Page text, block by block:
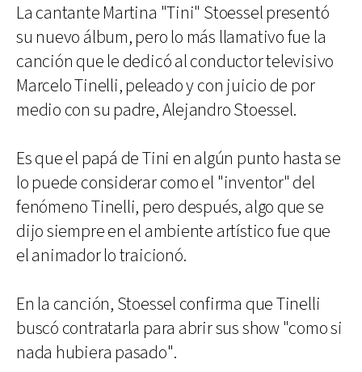
La cantante Martina "Tini" Stoessel presentó
su nuevo álbum, pero lo más llamativo fue la
canción que le dedicó al conductor televisivo
Marcelo Tinelli, peleado y con juicio de por
medio con su padre, Alejandro Stoessel.
Es que el papá de Tini en algún punto hasta se
lo puede considerar como el "inventor" del
fenómeno Tinelli, pero después, algo que se
dijo siempre en el ambiente artístico fue que
el animador lo traicionó.
En la canción, Stoessel confirma que Tinelli
buscó contratarla para abrir sus show "como si
nada hubiera pasado".